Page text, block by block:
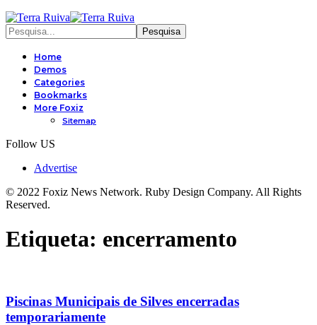
Home
Demos
Categories
Bookmarks
More Foxiz
Sitemap
Follow US
Advertise
© 2022 Foxiz News Network. Ruby Design Company. All Rights
Reserved.
Etiqueta: encerramento
Piscinas Municipais de Silves encerradas
temporariamente